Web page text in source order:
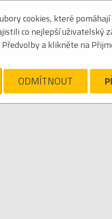
výpis
cookies, které
co nejlepší uživatelský
a klikněte na
ODMÍTNOUT